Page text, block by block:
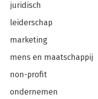
juridisch
leiderschap
marketing
mens en maatschappij
non-profit
ondernemen